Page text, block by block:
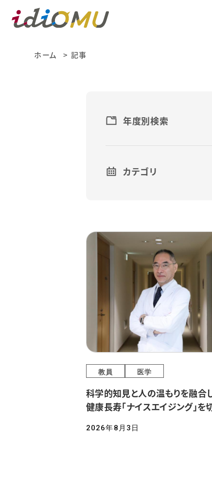
ホーム 記事
年度別検索
カテゴリ
2026年8月3日
教員 医学
科学的知見と人の温もりを融合
健康長寿「ナイスエイジング」を